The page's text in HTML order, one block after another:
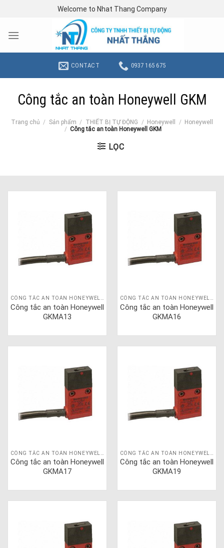
content
Welcome to Nhat Thang Company
CONTACT 0937 165 675
Công tắc an toàn Honeywell GKM
Trang chủ / Sản phẩm / THIẾT BỊ TỰ ĐỘNG / Honeywell / Honeywell
/ Công tắc an toàn Honeywell GKM
LỌC
CÔNG TẮC AN TOÀN HONEYWELL GKM
Công tắc an toàn Honeywell
GKMA13
CÔNG TẮC AN TOÀN HONEYWELL GKM
Công tắc an toàn Honeywell
GKMA16
Công tắc an toàn Honeywell
GKMA17
Công tắc an toàn Honeywell
GKMA19